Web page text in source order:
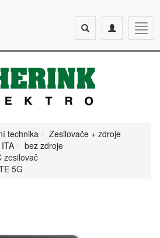
Toggle
navigation
Toggle
search
technika
Zesilovače + zdroje
bez zdroje
zesilovač
5G